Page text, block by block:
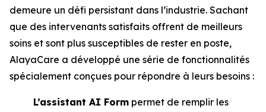
demeure un défi persistant dans l’industrie. Sachant
que des intervenants satisfaits offrent de meilleurs
soins et sont plus susceptibles de rester en poste,
AlayaCare a développé une série de fonctionnalités
spécialement conçues pour répondre à leurs besoins :
L’assistant AI Form permet de remplir les